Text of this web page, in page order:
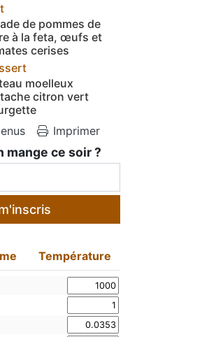
de pommes de
à la feta, œufs et
cerises
moelleux
citron vert
Imprimer
mange ce soir ?
Température